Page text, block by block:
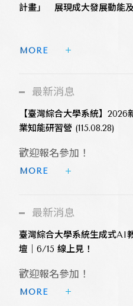
計畫」 展現成大發展動能及
MORE
最新消息
【臺灣綜合大學系統】2026
業知能研習營 (115.08.28)
歡迎報名參加！
MORE
最新消息
臺灣綜合大學系統生成式AI
壇｜6/15 線上見！
歡迎報名參加！
MORE